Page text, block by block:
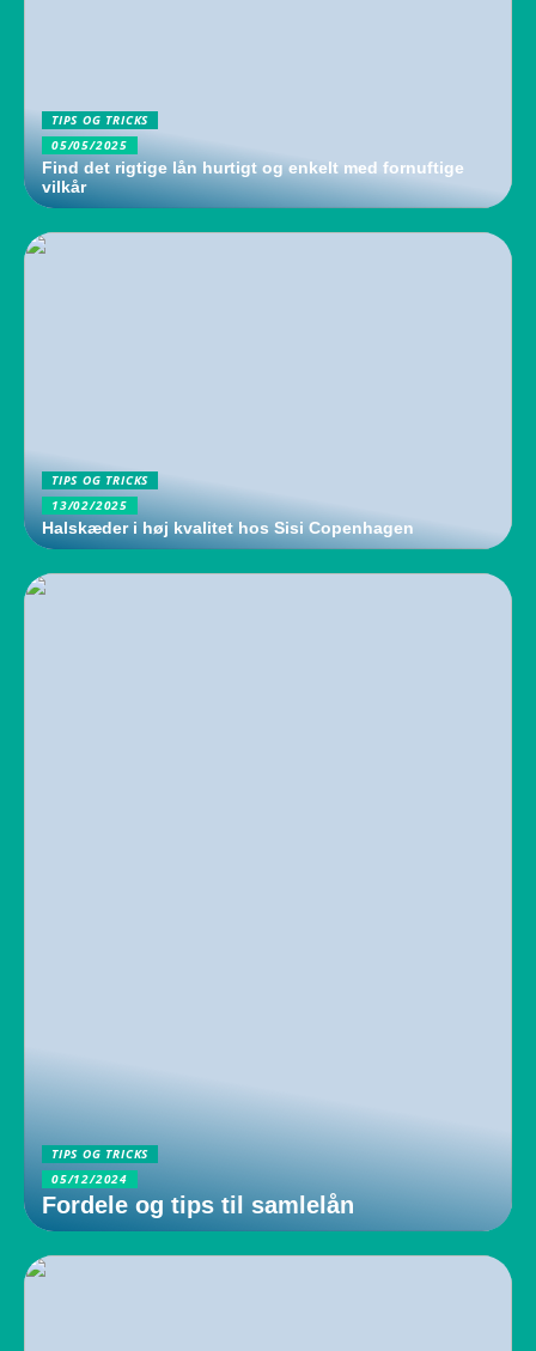
TIPS OG TRICKS
05/05/2025
Find det rigtige lån hurtigt og enkelt med fornuftige
vilkår
TIPS OG TRICKS
13/02/2025
Halskæder i høj kvalitet hos Sisi Copenhagen
TIPS OG TRICKS
05/12/2024
Fordele og tips til samlelån